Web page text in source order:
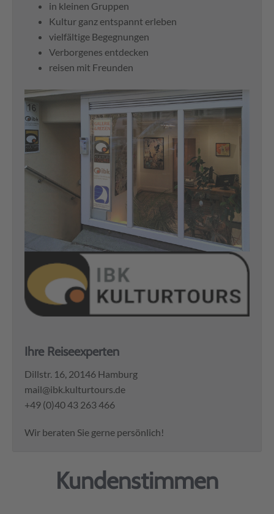
in kleinen Gruppen
Kultur ganz entspannt erleben
vielfältige Begegnungen
Verborgenes entdecken
reisen mit Freunden
Ihre Reiseexperten
Dillstr. 16, 20146 Hamburg
mail@ibk.kulturtours.de
+49 (0)40 43 263 466
Wir beraten Sie gerne persönlich!
Kundenstimmen